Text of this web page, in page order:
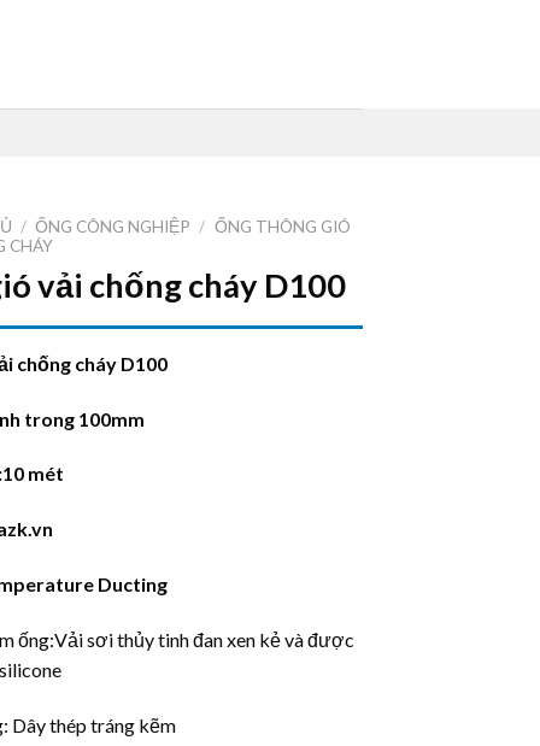
/ ỐNG CÔNG NGHIỆP / ỐNG THÔNG GIÓ
CHÁY
vải chống cháy D100
chống cháy D100
trong 100mm
mét
Ducting
ống:Vải sơi thủy tinh đan xen kẻ và được
Dây thép tráng kẽm